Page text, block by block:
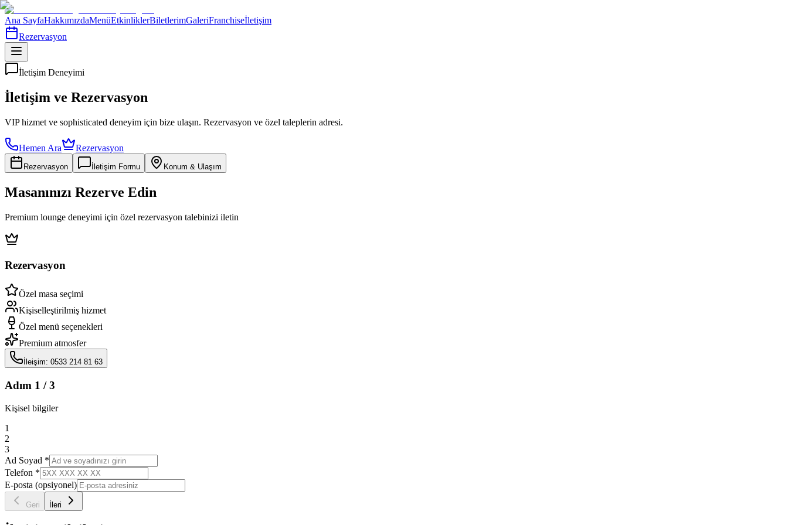
Ana SayfaHakkımızdaMenüEtkinliklerBiletlerimGaleriFranchiseİletişim
Rezervasyon
İletişim Deneyimi
İletişim ve Rezervasyon
VIP hizmet ve sophisticated deneyim için bize ulaşın. Rezervasyon ve özel taleplerin adresi.
Hemen Ara Rezervasyon
Rezervasyon İletişim Formu Konum & Ulaşım
Masanınızı Rezerve Edin
Premium lounge deneyimi için özel rezervasyon talebinizi iletin
Rezervasyon
Özel masa seçimi
Kişiselleştirilmiş hizmet
Özel menü seçenekleri
Premium atmosfer
İleişim: 0533 214 81 63
Adım 1 / 3
Kişisel bilgiler
1
2
3
Ad Soyad *
Telefon *
E-posta (opsiyonel)
Geri İleri